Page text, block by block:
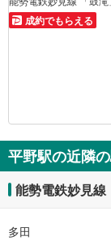
成約でもらえる
平野駅の近隣
能勢電鉄妙見線
多田